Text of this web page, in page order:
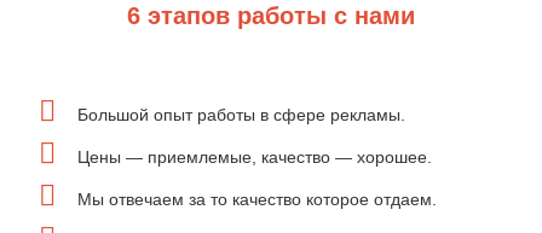
Большой опыт работы в сфере рекламы.
Цены — приемлемые, качество — хорошее.
Мы отвечаем за то качество которое отдаем.
6 этапов работы с нами